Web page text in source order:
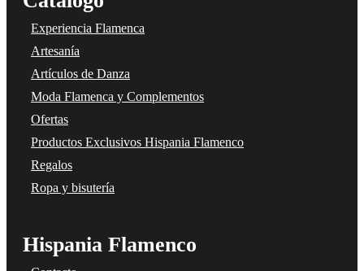
Experiencia Flamenca
Artesanía
Artículos de Danza
Moda Flamenca y Complementos
Ofertas
Productos Exclusivos Hispania Flamenco
Regalos
Ropa y bisutería
Hispania Flamenco